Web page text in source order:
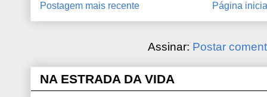
Postagem mais recente Página
Assinar: Postar
NA ESTRADA DA VIDA